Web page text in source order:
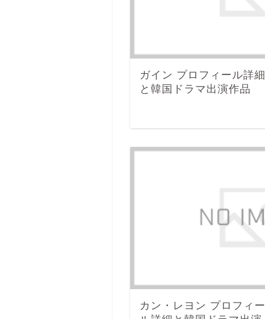
ガイン プロフィール詳細
と韓国ドラマ出演作品
カン・レヨン プロフィー